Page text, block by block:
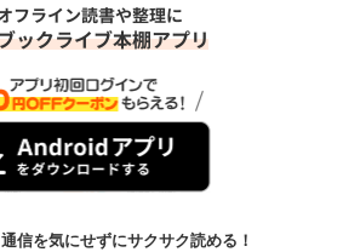
通信を気にせずにサクサク読める！